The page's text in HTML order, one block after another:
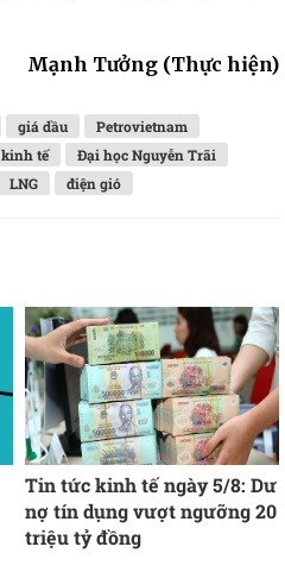
Mạnh Tưởng (Thực hiện)
giá dầu
Petrovietnam
kinh tế
Đại học Nguyễn Trãi
LNG điện gió
Tin tức kinh tế ngày 5/8: Dư
nợ tín dụng vượt ngưỡng 20
triệu tỷ đồng